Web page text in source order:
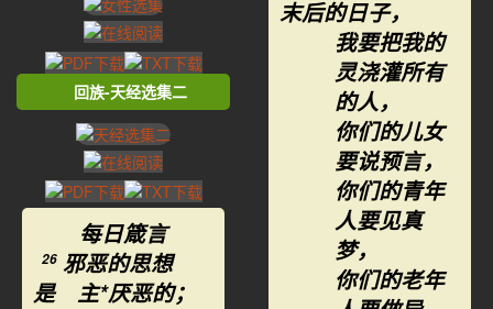
回族-天经选集二
每日箴言
26 邪恶的思想
是 主*厌恶的；
末后的日子，
我要把我的
灵浇灌所有
的人，
你们的儿女
要说预言，
你们的青年
人要见真
梦，
你们的老年